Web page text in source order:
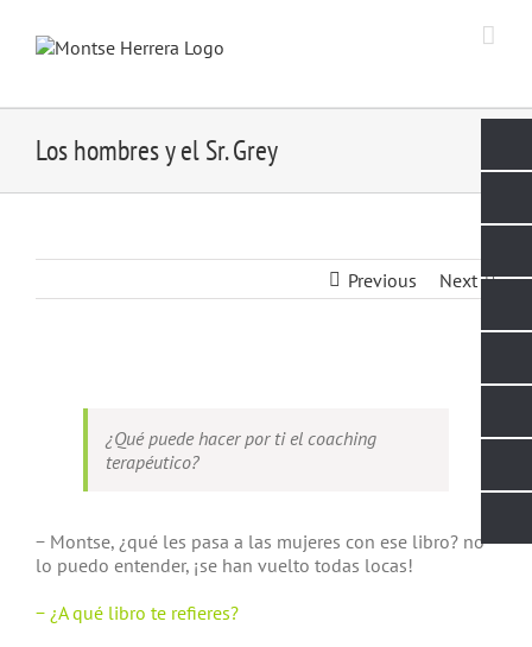
content
Los hombres y el Sr. Grey
Previous Next
Larger
¿Qué puede hacer por ti el coaching
terapéutico?
− Montse, ¿qué les pasa a las mujeres con ese libro? no
lo puedo entender, ¡se han vuelto todas locas!
− ¿A qué libro te refieres?